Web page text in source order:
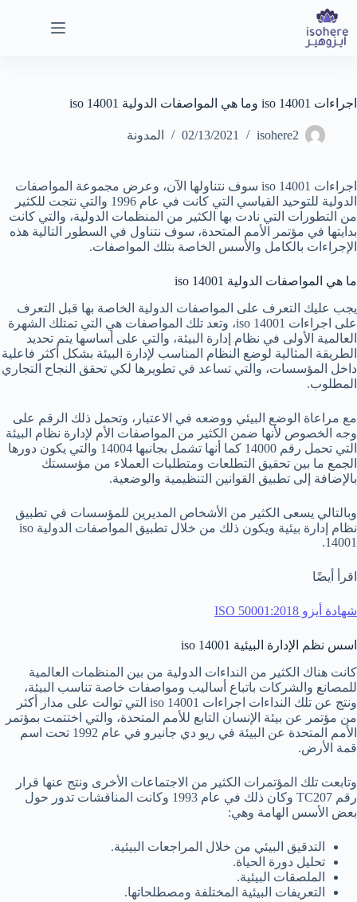
التجاوز
المحتوى
اجراءات iso 14001 وما هي المواصفات الدولية iso 14001
isohere2
02/13/2021 المدونة
اجراءات iso 14001 سوف نتناولها الآن، وعرض مجموعة المواصفات
الدولية للتوحيد القياسي التي كانت في عام 1996 والتي نتجت للكثير
من التطورات التي نادت بها الكثير من المنظمات الدولية، والتي كانت
بدايتها في مؤتمر الأمم المتحدة، سوف نتناول في السطور التالية هذه
الإجراءات بالكامل والأسس الخاصة بتلك المواصفات.
ما هي المواصفات الدولية iso 14001
يجب عليك التعرف على المواصفات الدولية الخاصة بها قبل التعرف
على اجراءات iso 14001، وتعد تلك المواصفات هي التي تمتلك الشهرة
العالمية الأولى في نظام إدارة البيئة، والتي على أساسها يتم تحديد
الطريقة المثالية لوضع النظام المناسب لإدارة البيئة بشكل أكثر فاعلية
داخل المؤسسات، والتي تساعد في تطويرها لكي تحقق النجاح التجاري
المطلوب.
مع مراعاة الوضع البيئي ووضعه في الاعتبار، وتحمل ذلك الرقم على
وجه الخصوص لأنها ضمن الكثير من المواصفات الأم لإدارة نظام البيئة
التي تحمل رقم 14000 كما أنها تشمل بجانبها 14004 والتي يكون دورها
الجمع ما بين تحقيق التطلعات ومتطلبات العملاء من مؤسستك
بالإضافة إلى تطبيق القوانين التنظيمية والوضعية.
وبالتالي يسعى الكثير من الأشخاص المديرين للمؤسسات في تطبيق
نظام إدارة بيئية ويكون ذلك من خلال تطبيق المواصفات الدولية iso
14001.
اقرأ أيضًا
شهادة أيزو ISO 50001:2018
اسس نظم الإدارة البيئية iso 14001
كانت هناك الكثير من النداءات الدولية من بين المنظمات العالمية
للمصانع والشركات باتباع أساليب ومواصفات خاصة تناسب البيئة،
ونتج عن تلك النداءات اجراءات iso 14001 التي توالت على مدار أكثر
من مؤتمر عن بيئة الإنسان التابع للأمم المتحدة، والتي اختتمت بمؤتمر
الأمم المتحدة عن البيئة في ريو دي جانيرو في عام 1992 تحت اسم
قمة الأرض.
وتابعت تلك المؤتمرات الكثير من الاجتماعات الأخرى ونتج عنها قرار
رقم TC207 وكان ذلك في عام 1993 وكانت المناقشات تدور حول
بعض الأسس الهامة وهي:
التدقيق البيئي من خلال المراجعات البيئية.
تحليل دورة الحياة.
الملصقات البيئية.
التعريفات البيئية المختلفة ومصطلحاتها.